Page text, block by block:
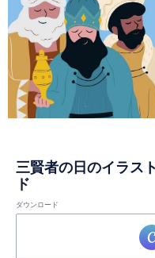
三賢者の日のイラス
ド
ダウンロード